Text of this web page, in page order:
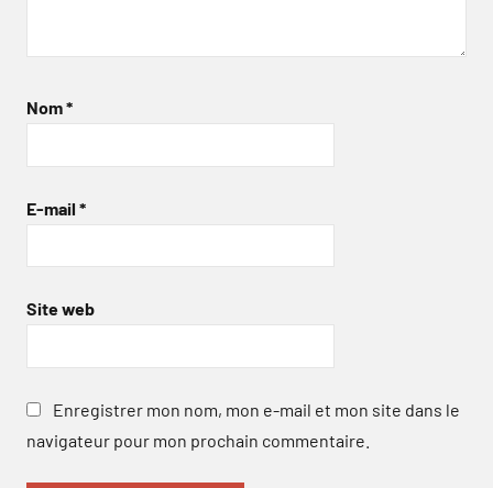
Nom*
E-mail *
Site web
Enregistrer mon nom, mon e-mail et mon site dans le
navigateur pour mon prochain commentaire.